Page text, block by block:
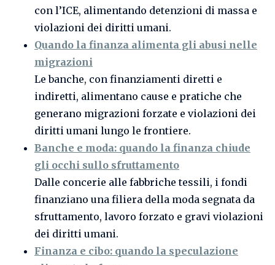
con l’ICE, alimentando detenzioni di massa e
violazioni dei diritti umani.
Quando la finanza alimenta gli abusi nelle
migrazioni
Le banche, con finanziamenti diretti e
indiretti, alimentano cause e pratiche che
generano migrazioni forzate e violazioni dei
diritti umani lungo le frontiere.
Banche e moda: quando la finanza chiude
gli occhi sullo sfruttamento
Dalle concerie alle fabbriche tessili, i fondi
finanziano una filiera della moda segnata da
sfruttamento, lavoro forzato e gravi violazioni
dei diritti umani.
Finanza e cibo: quando la speculazione